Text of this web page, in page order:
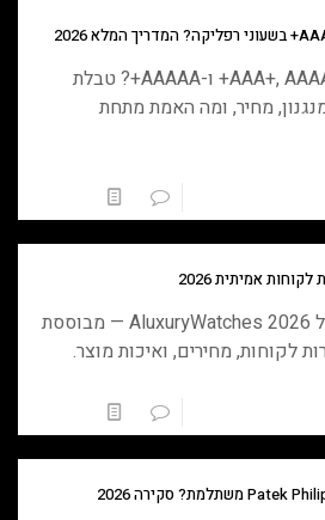
מה באמת ההבדל בין AAA+, AAAA+ ו-AAAAA+? טבלת
מחיר, ומה האמת מתחת
סקירה אובייקטיבית של AluxuryWatches 2026 — מבוססת